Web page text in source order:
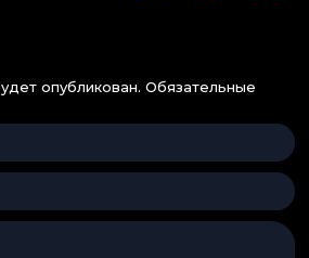
опубликован. Обязательные